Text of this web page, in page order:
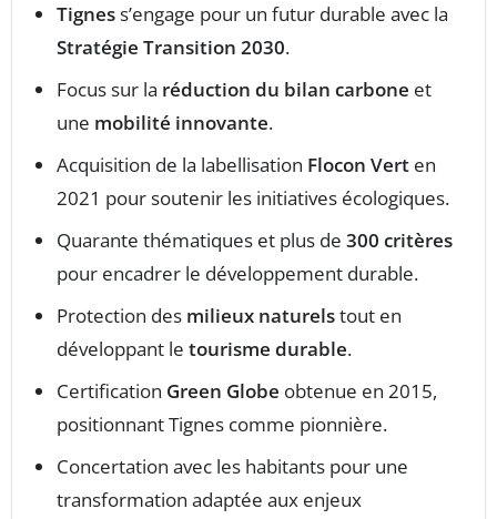
Tigness’engage pour un futur durable avec la
Stratégie Transition 2030.
Focus sur la réduction du bilan carbone et
une mobilité innovante.
Acquisition de la labellisation Flocon Vert en
2021 pour soutenir les initiatives écologiques.
Quarante thématiques et plus de 300 critères
pour encadrer le développement durable.
Protection des milieux naturelstout en
développant le tourisme durable.
Certification Green Globe obtenue en 2015,
positionnant Tignes comme pionnière.
Concertation avec les habitants pour une
transformation adaptée aux enjeux